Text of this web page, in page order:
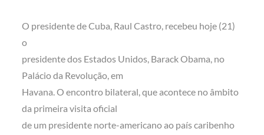
O presidente de Cuba, Raul Castro, recebeu hoje (21)
o
presidente dos Estados Unidos, Barack Obama, no
Palácio da Revolução, em
Havana. O encontro bilateral, que acontece no âmbito
da primeira visita oficial
de um presidente norte-americano ao país caribenho